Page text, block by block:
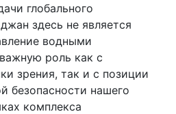
глобального
здесь не является
водными
роль как с
зрения, так и с позиции
безопасности нашего
комплекса